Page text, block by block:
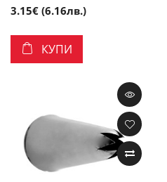
3.15€ (6.16лв.)
КУПИ